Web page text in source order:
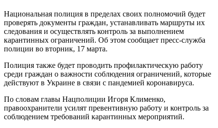
Национальная полиция в пределах своих полномочий будет
проверять документы граждан, устанавливать маршруты их
следования и осуществлять контроль за выполнением
карантинных ограничений. Об этом сообщает пресс-служба
полиции во вторник, 17 марта.
Полиция также будет проводить профилактическую работу
среди граждан о важности соблюдения ограничений, которые
действуют в Украине в связи с пандемией коронавируса.
По словам главы Нацполиции Игоря Клименко,
правоохранители усилят превентивную работу и контроль за
соблюдением требований карантинных мероприятий.